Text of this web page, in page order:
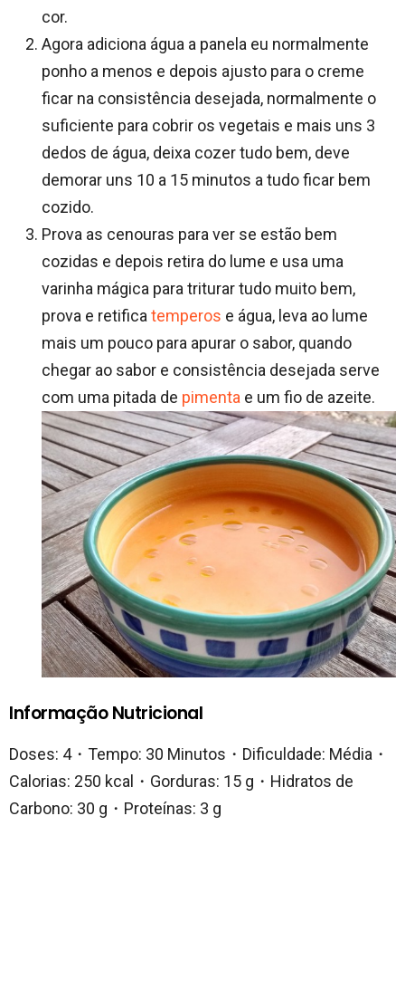
cor.
Agora adiciona água a panela eu normalmente
ponho a menos e depois ajusto para o creme
ficar na consistência desejada, normalmente o
suficiente para cobrir os vegetais e mais uns 3
dedos de água, deixa cozer tudo bem, deve
demorar uns 10 a 15 minutos a tudo ficar bem
cozido.
Prova as cenouras para ver se estão bem
cozidas e depois retira do lume e usa uma
varinha mágica para triturar tudo muito bem,
prova e retifica temperos e água, leva ao lume
mais um pouco para apurar o sabor, quando
chegar ao sabor e consistência desejada serve
com uma pitada de pimenta e um fio de azeite.
Informação Nutricional
Doses: 4・Tempo: 30 Minutos・Dificuldade: Média・
Calorias: 250 kcal・Gorduras: 15 g・Hidratos de
Carbono: 30 g・Proteínas: 3 g